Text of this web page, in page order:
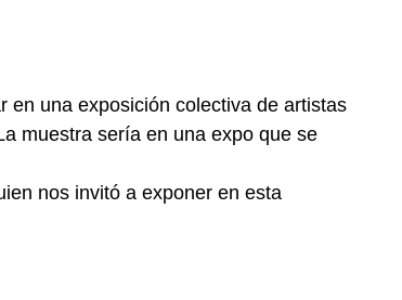
en una exposición colectiva de artistas
muestra sería en una expo que se
nos invitó a exponer en esta